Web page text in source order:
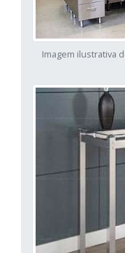
Imagem ilustrativa